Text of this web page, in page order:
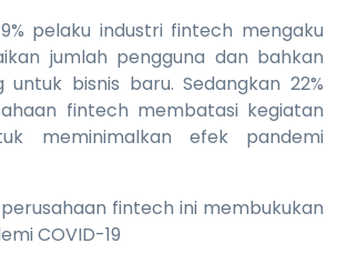
pelaku industri fintech mengaku
jumlah pengguna dan bahkan
bisnis baru. Sedangkan 22%
fintech membatasi kegiatan
meminimalkan efek pandemi
perusahaan fintech ini membukukan
COVID-19